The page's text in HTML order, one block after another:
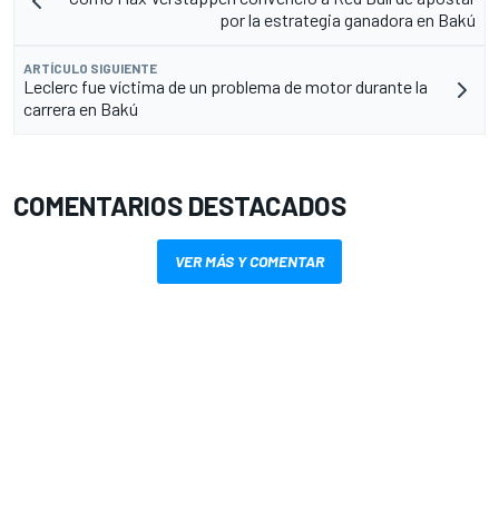
por la estrategia ganadora en Bakú
ARTÍCULO SIGUIENTE
Leclerc fue víctima de un problema de motor durante la
carrera en Bakú
COMENTARIOS DESTACADOS
VER MÁS Y COMENTAR